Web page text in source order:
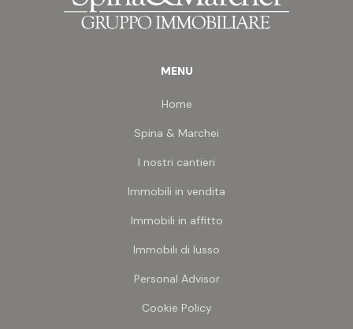
magazzinoideale per lo stoccaggio di merci o
attrezzature.
, rendendolo trasformabile in
Questa proprietà rappresenta un'
opportunità di investimento
, ideale per chi
residenziale in crescita o per chi cerca un
MENU
Home
Spina & Marchei
I nostri cantieri
Immobili in vendita
Immobili in affitto
Immobili di lusso
Personal Advisor
Cookie Policy